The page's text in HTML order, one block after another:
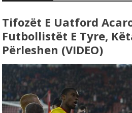
Tifozët E Uatford
Futbollistët E Tyre,
Përleshen (VIDEO)